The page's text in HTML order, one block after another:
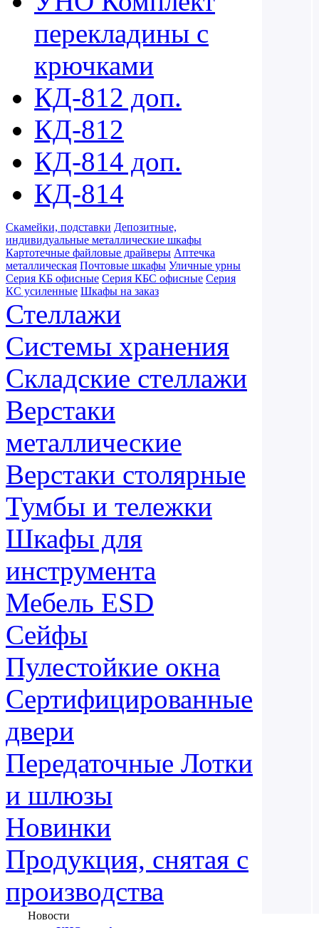
перекладины с
крючками
КД-812 доп.
КД-812
КД-814 доп.
КД-814
Скамейки, подставки Депозитные,
индивидуальные металлические шкафы
Картотечные файловые драйверы Аптечка
металлическая Почтовые шкафы Уличные урны
Серия КБ офисные Серия КБС офисные Серия
КC усиленные Шкафы на заказ
Стеллажи
Системы хранения
Складские стеллажи
Верстаки
металлические
Верстаки столярные
Тумбы и тележки
Шкафы для
инструмента
Мебель ESD
Сейфы
Пулестойкие окна
Сертифицированные
двери
Передаточные Лотки
и шлюзы
Новинки
Продукция, снятая с
производства
Новости